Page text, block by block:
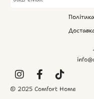
© 2025 Comfort Home